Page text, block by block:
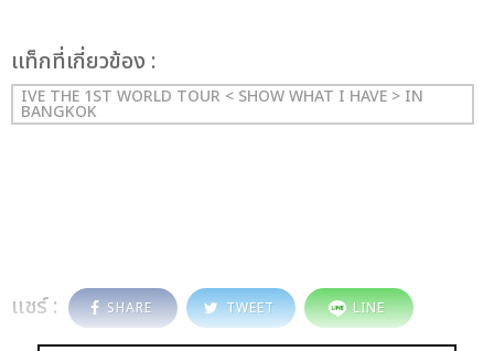
เเท็กที่เกี่ยวข้อง :
IVE THE 1ST WORLD TOUR < SHOW WHAT I HAVE > IN
BANGKOK
แชร์ : SHARE TWEET LINE